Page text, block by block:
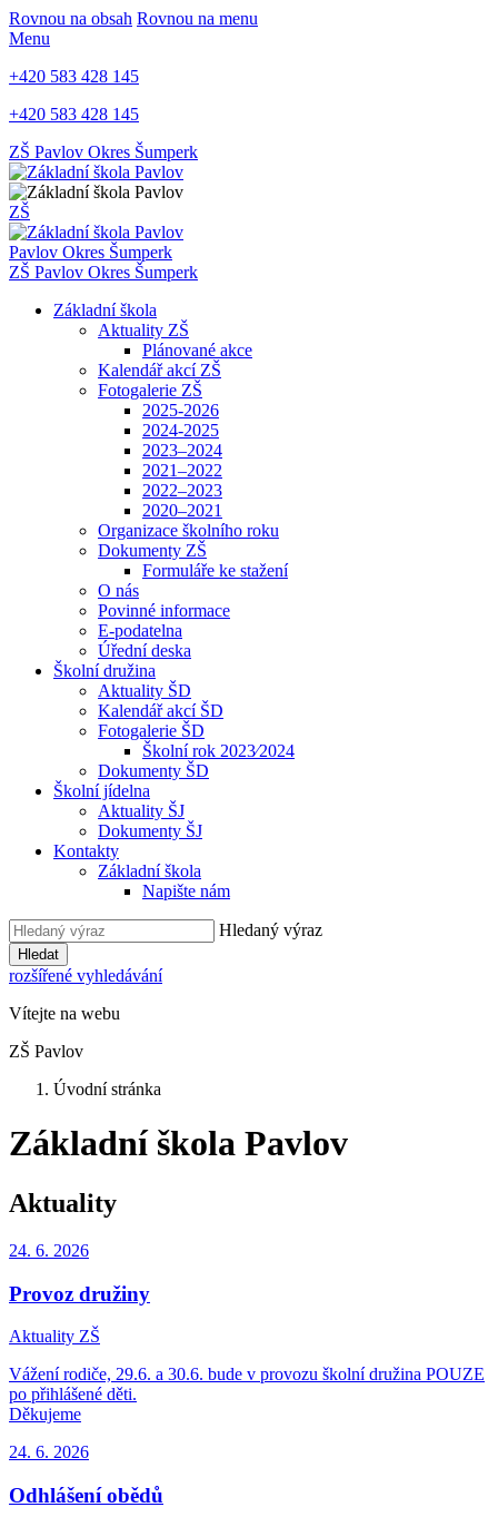
Rovnou na obsah Rovnou na menu
Menu
+420 583 428 145
+420 583 428 145
ZŠ Pavlov Okres Šumperk
ZŠ
Pavlov Okres Šumperk
ZŠ Pavlov Okres Šumperk
Základní škola
Aktuality ZŠ
Plánované akce
Kalendář akcí ZŠ
Fotogalerie ZŠ
2025-2026
2024-2025
2023–2024
2021–2022
2022–2023
2020–2021
Organizace školního roku
Dokumenty ZŠ
Formuláře ke stažení
O nás
Povinné informace
E-podatelna
Úřední deska
Školní družina
Aktuality ŠD
Kalendář akcí ŠD
Fotogalerie ŠD
Školní rok 2023⁄2024
Dokumenty ŠD
Školní jídelna
Aktuality ŠJ
Dokumenty ŠJ
Kontakty
Základní škola
Napište nám
Hledaný výraz
Hledat
rozšířené vyhledávání
Vítejte na webu
ZŠ Pavlov
Úvodní stránka
Základní škola Pavlov
Aktuality
24. 6. 2026
Provoz družiny
Aktuality ZŠ
Vážení rodiče, 29.6. a 30.6. bude v provozu školní družina POUZE
po přihlášené děti.
Děkujeme
24. 6. 2026
Odhlášení obědů